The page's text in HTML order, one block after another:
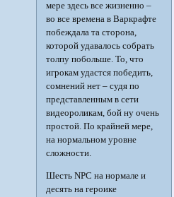
мере здесь все жизненно –
во все времена в Варкрафте
побеждала та сторона,
которой удавалось собрать
толпу побольше. То, что
игрокам удастся победить,
сомнений нет – судя по
представленным в сети
видеороликам, бой ну очень
простой. По крайней мере,
на нормальном уровне
сложности.
Шесть NPC на нормале и
десять на героике